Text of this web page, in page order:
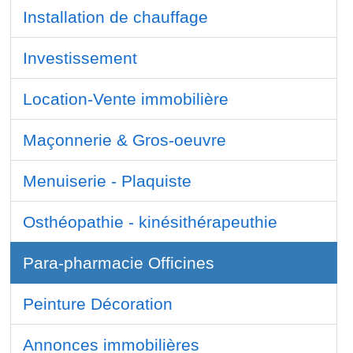
Installation de chauffage
Investissement
Location-Vente immobilière
Maçonnerie & Gros-oeuvre
Menuiserie - Plaquiste
Osthéopathie - kinésithérapeuthie
Para-pharmacie Officines
Peinture Décoration
Annonces immobilières